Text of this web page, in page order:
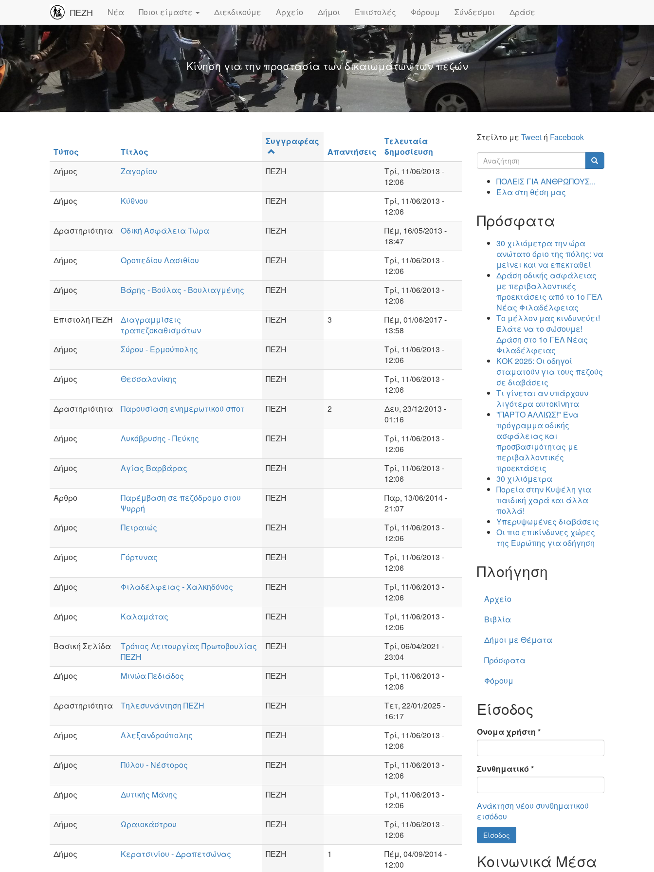
ΠΕΖΗ Νέα Ποιοι είμαστε Διεκδικούμε Αρχείο Δήμοι Επιστολές Φόρουμ Σύνδεσμοι Δράσε
Κίνηση για την προστασία των δικαιωμάτων των πεζών
Τύπος Τίτλος
Συγγραφέας
Απαντήσεις
Τελευταία
δημοσίευση
Δήμος
Ζαγορίου ΠΕΖΗ
Τρί, 11/06/2013 -
12:06
Δήμος
Κύθνου ΠΕΖΗ
Τρί, 11/06/2013 -
12:06
Δραστηριότητα
Οδική Ασφάλεια Τώρα ΠΕΖΗ
Πέμ, 16/05/2013 -
18:47
Δήμος
Οροπεδίου Λασιθίου ΠΕΖΗ
Τρί, 11/06/2013 -
12:06
Δήμος
Βάρης - Βούλας - Βουλιαγμένης ΠΕΖΗ
Τρί, 11/06/2013 -
12:06
Επιστολή ΠΕΖΗ
Διαγραμμίσεις
τραπεζοκαθισμάτων
ΠΕΖΗ 3
Πέμ, 01/06/2017 -
13:58
Δήμος
Σύρου - Ερμούπολης ΠΕΖΗ
Τρί, 11/06/2013 -
12:06
Δήμος
Θεσσαλονίκης ΠΕΖΗ
Τρί, 11/06/2013 -
12:06
Δραστηριότητα
Παρουσίαση ενημερωτικού σποτ ΠΕΖΗ 2
Δευ, 23/12/2013 -
01:16
Δήμος
Λυκόβρυσης - Πεύκης ΠΕΖΗ
Τρί, 11/06/2013 -
12:06
Δήμος
Αγίας Βαρβάρας ΠΕΖΗ
Τρί, 11/06/2013 -
12:06
Άρθρο
Παρέμβαση σε πεζόδρομο στου
Ψυρρή
ΠΕΖΗ
Παρ, 13/06/2014 -
21:07
Δήμος
Πειραιώς ΠΕΖΗ
Τρί, 11/06/2013 -
12:06
Δήμος
Γόρτυνας ΠΕΖΗ
Τρί, 11/06/2013 -
12:06
Δήμος
Φιλαδέλφειας - Χαλκηδόνος ΠΕΖΗ
Τρί, 11/06/2013 -
12:06
Δήμος
Καλαμάτας ΠΕΖΗ
Τρί, 11/06/2013 -
12:06
Βασική Σελίδα
Τρόπος Λειτουργίας Πρωτοβουλίας
ΠΕΖΗ
ΠΕΖΗ
Τρί, 06/04/2021 -
23:04
Δήμος
Μινώα Πεδιάδος ΠΕΖΗ
Τρί, 11/06/2013 -
12:06
Δραστηριότητα
Τηλεσυνάντηση ΠΕΖΗ ΠΕΖΗ
Τετ, 22/01/2025 -
16:17
Δήμος
Αλεξανδρούπολης ΠΕΖΗ
Τρί, 11/06/2013 -
12:06
Δήμος
Πύλου - Νέστορος ΠΕΖΗ
Τρί, 11/06/2013 -
12:06
Δήμος
Δυτικής Μάνης ΠΕΖΗ
Τρί, 11/06/2013 -
12:06
Δήμος
Ωραιοκάστρου ΠΕΖΗ
Τρί, 11/06/2013 -
12:06
Δήμος
Κερατσινίου - Δραπετσώνας ΠΕΖΗ 1
Πέμ, 04/09/2014 -
12:00
Στείλτο με Tweetή Facebook
Φόρμα
αναζήτησης
ΠΟΛΕΙΣ ΓΙΑ ΑΝΘΡΩΠΟΥΣ...
Έλα στη θέση μας
Πρόσφατα
30 χιλιόμετρα την ώρα
ανώτατο όριο της πόλης: να
μείνει και να επεκταθεί
Δράση οδικής ασφάλειας
με περιβαλλοντικές
προεκτάσεις από το 1ο ΓΕΛ
Νέας Φιλαδέλφειας
Το μέλλον μας κινδυνεύει!
Ελάτε να το σώσουμε!
Δράση στο 1ο ΓΕΛ Νέας
Φιλαδέλφειας
ΚΟΚ 2025: Οι οδηγοί
σταματούν για τους πεζούς
σε διαβάσεις
Τι γίνεται αν υπάρχουν
λιγότερα αυτοκίνητα
"ΠΑΡΤΟ ΑΛΛΙΏΣ!" Ένα
πρόγραμμα οδικής
ασφάλειας και
προσβασιμότητας με
περιβαλλοντικές
προεκτάσεις
30 χιλιόμετρα
Πορεία στην Κυψέλη για
παιδική χαρά και άλλα
πολλά!
Υπερυψωμένες διαβάσεις
Οι πιο επικίνδυνες χώρες
της Ευρώπης για οδήγηση
Πλοήγηση
Αρχείο
Βιβλία
Δήμοι με Θέματα
Πρόσφατα
Φόρουμ
Είσοδος
Όνομα χρήστη *
Συνθηματικό *
Ανάκτηση νέου συνθηματικού
εισόδου
Είσοδος
Κοινωνικά Μέσα